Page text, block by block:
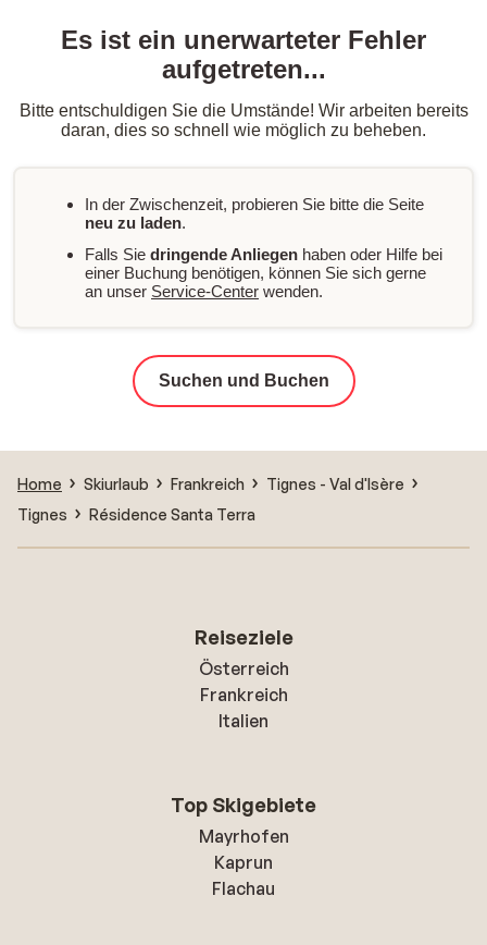
Es ist ein unerwarteter Fehler
aufgetreten...
Bitte entschuldigen Sie die Umstände! Wir arbeiten bereits
daran, dies so schnell wie möglich zu beheben.
In der Zwischenzeit, probieren Sie bitte die Seite
neu zu laden.
Falls Sie dringende Anliegen haben oder Hilfe bei
einer Buchung benötigen, können Sie sich gerne
an unser Service-Center wenden.
Suchen und Buchen
Home Skiurlaub Frankreich
Tignes - Val d'Isère
Tignes
Résidence Santa Terra
Reiseziele
Österreich
Frankreich
Italien
Top Skigebiete
Mayrhofen
Kaprun
Flachau